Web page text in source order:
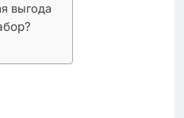
выгода